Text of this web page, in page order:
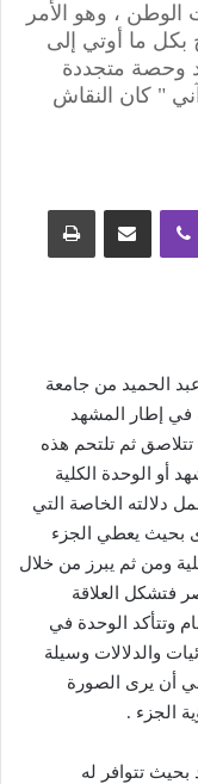
، وهو الأمر
بكل ما أوتي إلى
وحصة متجددة
" كان النقاش
ڤايبر مشاركة عبر البريد
الحميد من جامعة
في إطار المشهد
ثم تلتحم هذه
أو الوحدة الكلية
دلالته الخاصة التي
بحيث يعطي الجزء
ومن ثم يبرز من خلال
فتشكل العلاقة
وتتأكد الوحدة في
والدلالات وسيلة
أن يرى الصورة
الجزء .
تتوافر له